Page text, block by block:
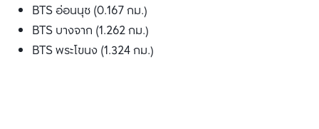
BTS อ่อนนุช (0.167 กม.)
BTS บางจาก (1.262 กม.)
BTS พระโขนง (1.324 กม.)